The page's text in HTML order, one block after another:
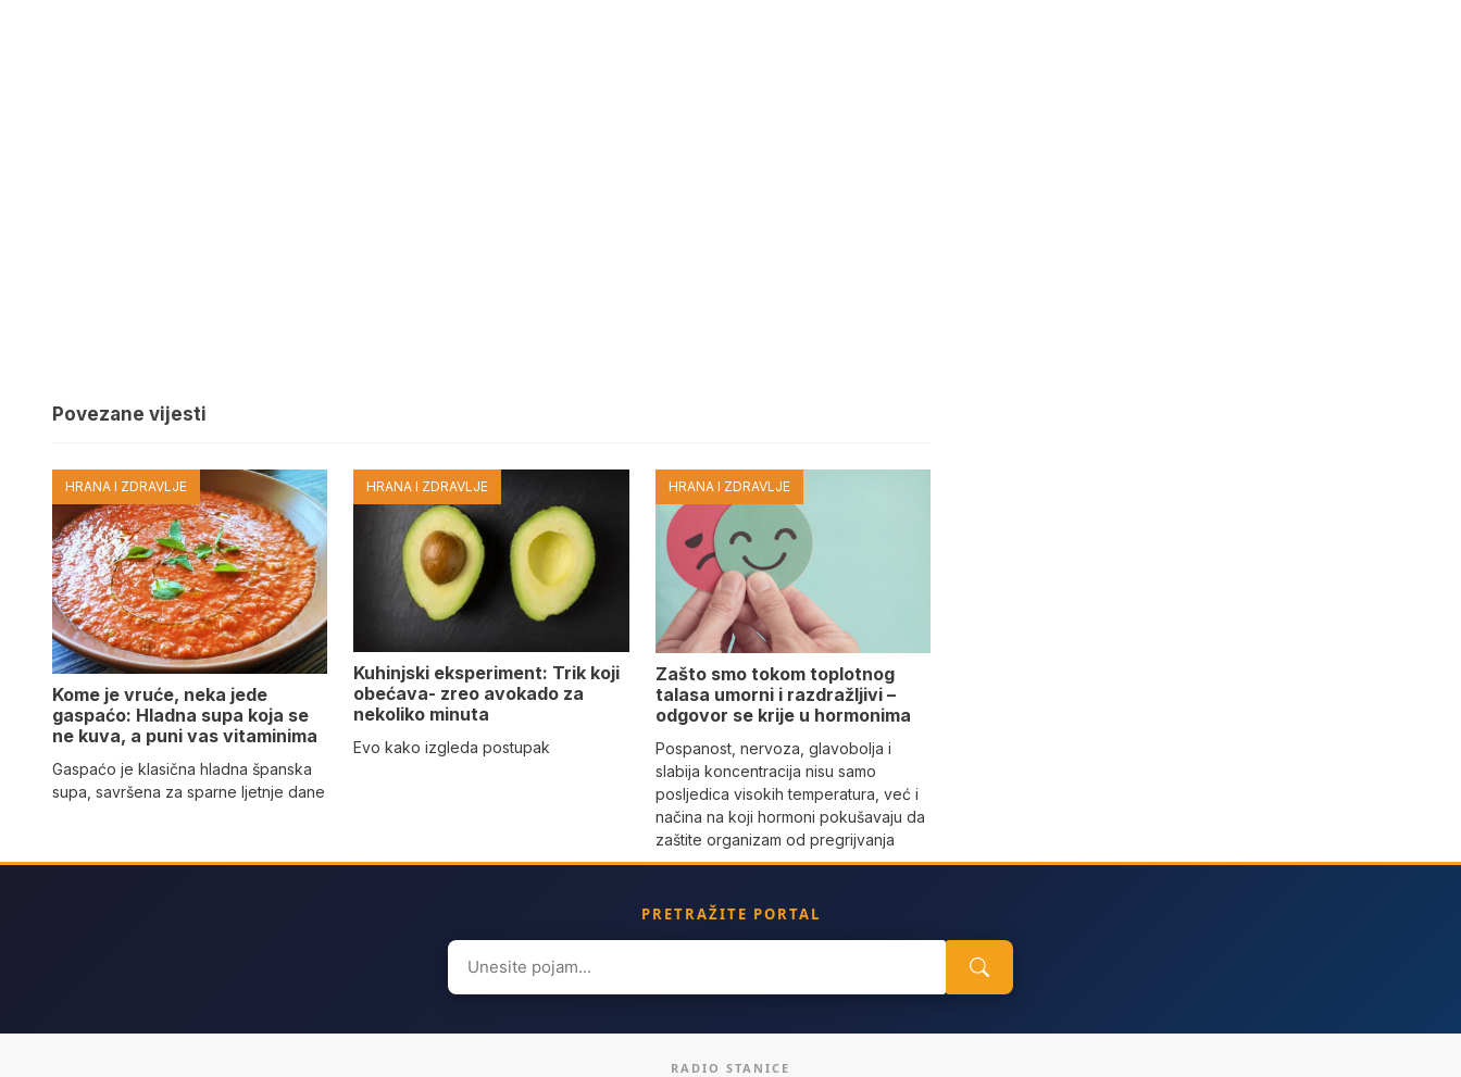
Povezane vijesti
HRANA I ZDRAVLJE
Kome je vruće, neka jede
gaspaćo: Hladna supa koja se
ne kuva, a puni vas vitaminima
Gaspaćo je klasična hladna španska
supa, savršena za sparne ljetnje dane
HRANA I ZDRAVLJE
Kuhinjski eksperiment: Trik koji
obećava- zreo avokado za
nekoliko minuta
Evo kako izgleda postupak
HRANA I ZDRAVLJE
Zašto smo tokom toplotnog
talasa umorni i razdražljivi –
odgovor se krije u hormonima
Pospanost, nervoza, glavobolja i
slabija koncentracija nisu samo
posljedica visokih temperatura, već i
načina na koji hormoni pokušavaju da
zaštite organizam od pregrijvanja
PRETRAŽITE PORTAL
Search
for:
RADIO STANICE